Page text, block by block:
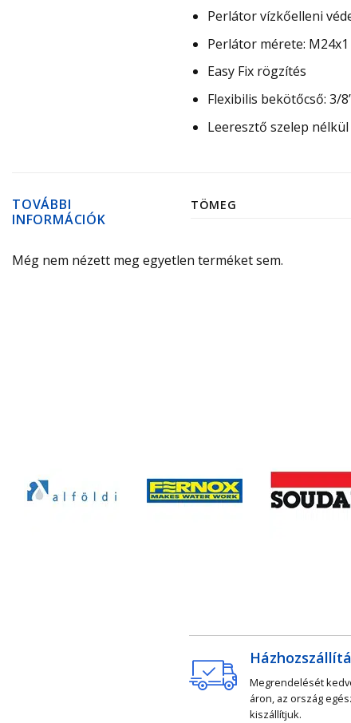
Perlátor vízkőelleni
Perlátor mérete: M24x1
Easy Fix rögzítés
Flexibilis bekötőcső: 3/
Leeresztő szelep nélkül
TOVÁBBI
INFORMÁCIÓK
TÖMEG
Még nem nézett meg egyetlen terméket sem.
Megrendelését
áron, az ország
kiszállítjuk.